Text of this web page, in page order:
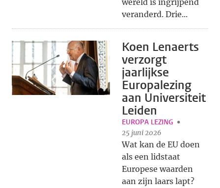
wereld is ingrijpend
veranderd. Drie...
Koen Lenaerts
verzorgt
jaarlijkse
Europalezing
aan Universiteit
Leiden
EUROPA LEZING
25 juni 2026
Wat kan de EU doen
als een lidstaat
Europese waarden
aan zijn laars lapt?